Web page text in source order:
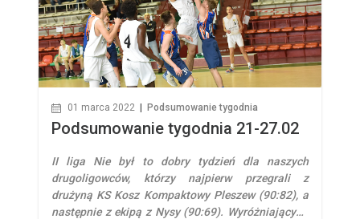
01 marca 2022 Podsumowanie tygodnia
Podsumowanie tygodnia 21-27.02
II liga Nie był to dobry tydzień dla naszych
drugoligowców, którzy najpierw przegrali z
drużyną KS Kosz Kompaktowy Pleszew (90:82), a
następnie z ekipą z Nysy (90:69). Wyróżniającymi